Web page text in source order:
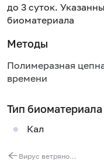
до 3 суток.
биоматериала
Методы
Полимеразная
времени
Тип биоматериала
Кал
Вирус ветряной оспы (Varicella Zoster Virus), ДНК [реал-тайм ПЦР]